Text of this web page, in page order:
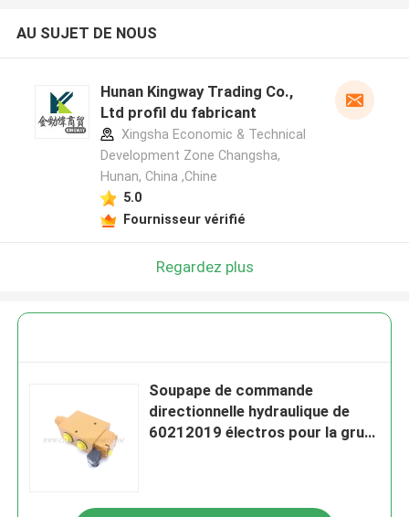
AU SUJET DE NOUS
Hunan Kingway Trading Co.,
Ltd profil du fabricant
Xingsha Economic & Technical
Development Zone Changsha,
Hunan, China ,Chine
5.0
Fournisseur vérifié
Regardez plus
Soupape de commande
directionnelle hydraulique de
60212019 électros pour la grue